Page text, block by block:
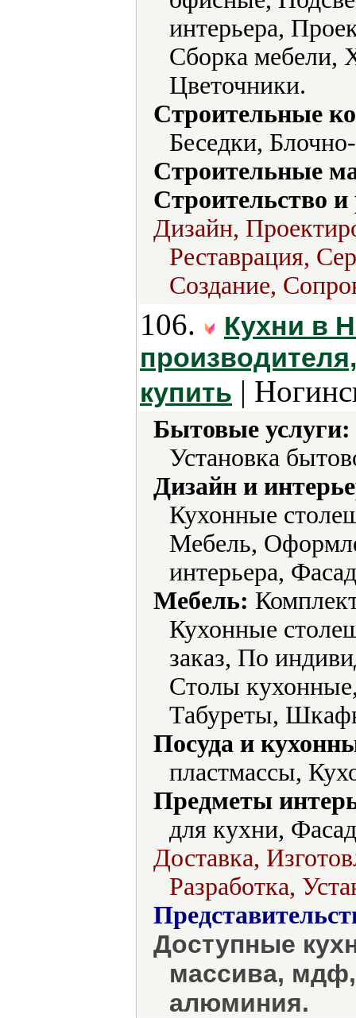
интерьера,
Сборка мебели,
Цветочники.
Строительные
Беседки,
Строительные
Строительство
Дизайн,
Реставрация,
Создание,
106.
Кухни в
купить |
Бытовые услуги:
Установка
Дизайн и
Кухонные
Мебель,
интерьера,
Мебель:
Кухонные
заказ, По
Столы
Табуреты,
Посуда и
пластмассы,
Предметы
для кухни,
Доставка,
Разработка,
Доступные
массива, мдф,
алюминия.